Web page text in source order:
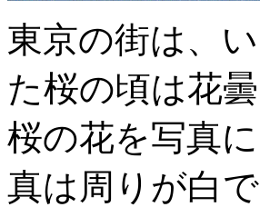
東京の街は、
た桜の頃は花
桜の花を写真
真は周りが白